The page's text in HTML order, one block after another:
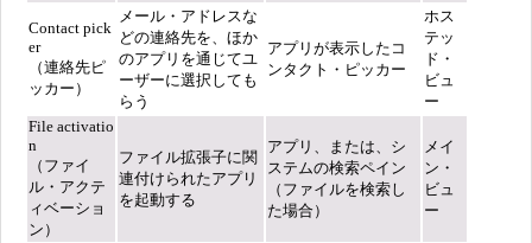
Contact pick
er
（連絡先ピ
ッカー）
メール・アドレスな
どの連絡先を、ほか
のアプリを通じてユ
ーザーに選択しても
らう
アプリが表示したコ
ンタクト・ピッカー
ホス
テッ
ド・
ビュ
ー
File activatio
n
（ファイ
ル・アクテ
ィベーショ
ン）
ファイル拡張子に関
連付けられたアプリ
を起動する
アプリ、または、シ
ステムの検索ペイン
（ファイルを検索し
た場合）
メイ
ン・
ビュ
ー